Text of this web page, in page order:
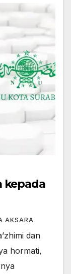
kepada
AKSARA
dan
hormati,